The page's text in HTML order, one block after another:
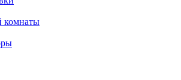
комнаты